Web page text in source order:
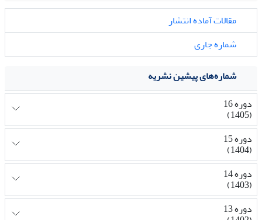
مقالات آماده انتشار
شماره جاری
شماره‌های پیشین نشریه
دوره 16
(1405)
دوره 15
(1404)
دوره 14
(1403)
دوره 13